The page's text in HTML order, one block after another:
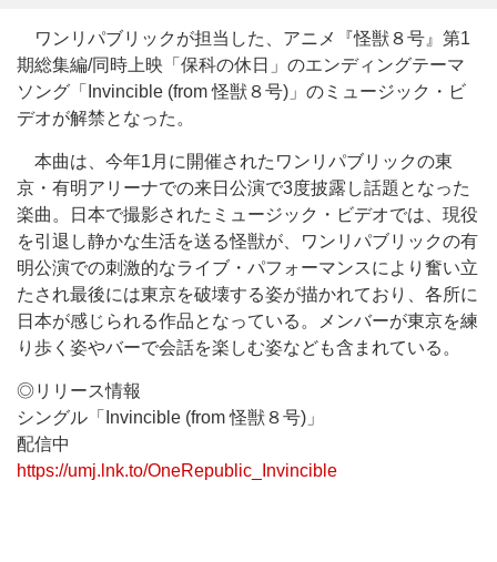
ワンリパブリックが担当した、アニメ『怪獣８号』第1
期総集編/同時上映「保科の休日」のエンディングテーマ
ソング「Invincible (from 怪獣８号)」のミュージック・ビ
デオが解禁となった。
本曲は、今年1月に開催されたワンリパブリックの東
京・有明アリーナでの来日公演で3度披露し話題となった
楽曲。日本で撮影されたミュージック・ビデオでは、現役
を引退し静かな生活を送る怪獣が、ワンリパブリックの有
明公演での刺激的なライブ・パフォーマンスにより奮い立
たされ最後には東京を破壊する姿が描かれており、各所に
日本が感じられる作品となっている。メンバーが東京を練
り歩く姿やバーで会話を楽しむ姿なども含まれている。
◎リリース情報
シングル「Invincible (from 怪獣８号)」
配信中
https://umj.lnk.to/OneRepublic_Invincible